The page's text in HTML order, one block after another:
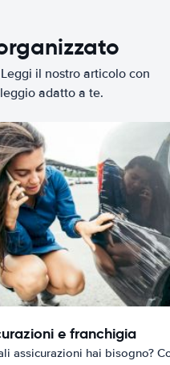
il nostro articolo con
adatto a te.
e franchigia
assicurazioni hai bisogno?